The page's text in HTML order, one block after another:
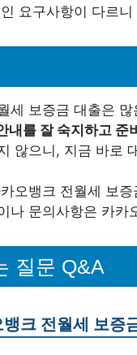
요구사항이 다르
세 보증금 대출은
내를 잘 숙지하고
않으니, 지금 바로
오뱅크 전월세 보
나 문의사항은 카
질문 Q&A
크 전월세 보증